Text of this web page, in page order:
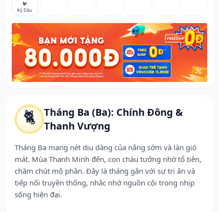
🐈
Tháng Ba (Ba): Chính Đông &
Thanh Vượng
Tháng Ba mang nét dịu dàng của nắng sớm và làn gió
mát. Mùa Thanh Minh đến, con cháu tưởng nhớ tổ tiên,
chăm chút mộ phần. Đây là tháng gắn với sự tri ân và
tiếp nối truyền thống, nhắc nhớ nguồn cội trong nhịp
sống hiện đại.
🐓
Kỷ Dậu